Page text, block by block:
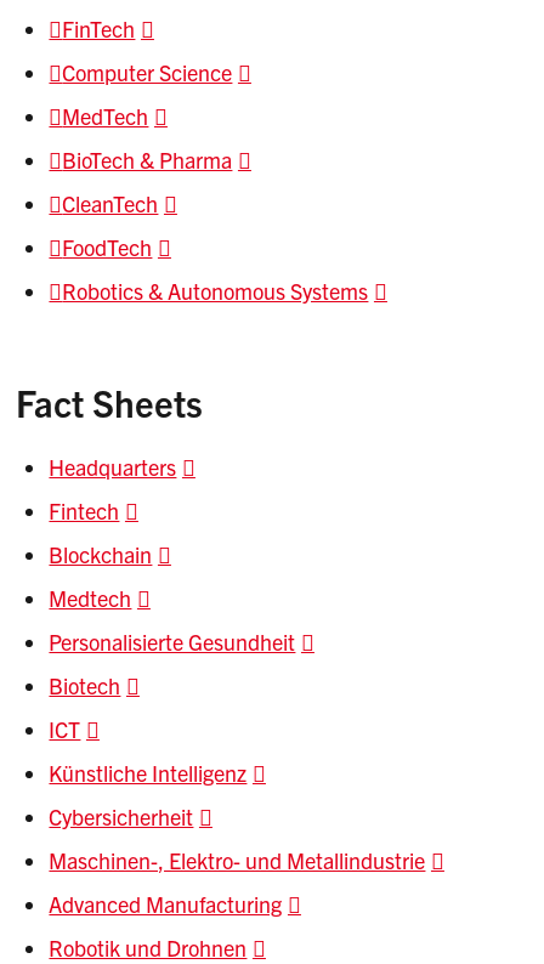
FinTech
Computer Science
MedTech
BioTech & Pharma
CleanTech
FoodTech
Robotics & Autonomous Systems
Fact Sheets
Headquarters
Fintech
Blockchain
Medtech
Personalisierte Gesundheit
Biotech
ICT
Künstliche Intelligenz
Cybersicherheit
Maschinen-, Elektro- und Metallindustrie
Advanced Manufacturing
Robotik und Drohnen